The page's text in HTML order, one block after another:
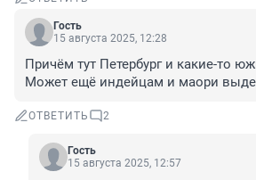
Гость
15 августа 2025, 12:28
Причём тут Петербург и какие-то
Может ещё индейцам и маори
ОТВЕТИТЬ 2
Гость
15 августа 2025, 12:57